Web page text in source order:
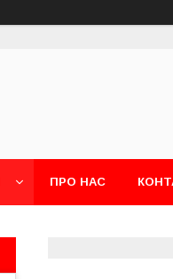
ПРО НАС